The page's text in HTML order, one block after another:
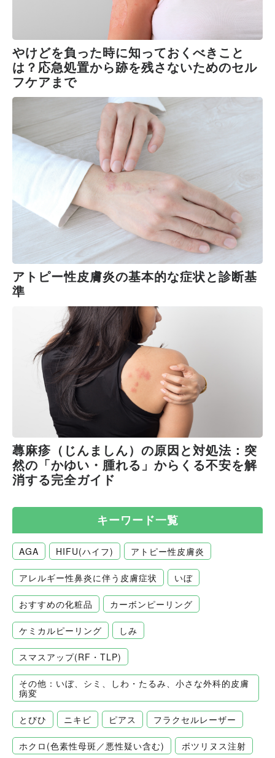
やけどを負った時に知っておくべきこと
は？応急処置から跡を残さないためのセル
フケアまで
アトピー性皮膚炎の基本的な症状と診断基
準
蕁麻疹（じんましん）の原因と対処法：突
然の「かゆい・腫れる」からくる不安を解
消する完全ガイド
キーワード一覧
AGA HIFU(ハイフ) アトピー性皮膚炎
アレルギー性鼻炎に伴う皮膚症状 いぼ
おすすめの化粧品 カーボンピーリング
ケミカルピーリング しみ
スマスアップ(RF・TLP)
その他：いぼ、シミ、しわ・たるみ、小さな外科的皮膚
病変
とびひ ニキビ ピアス フラクセルレーザー
ホクロ(色素性母斑／悪性疑い含む) ボツリヌス注射